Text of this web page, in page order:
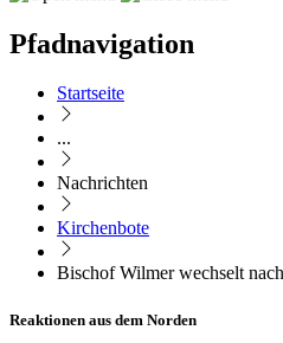
Pfadnavigation
Startseite
...
Nachrichten
Kirchenbote
Bischof Wilmer wechselt
Reaktionen aus dem Norden